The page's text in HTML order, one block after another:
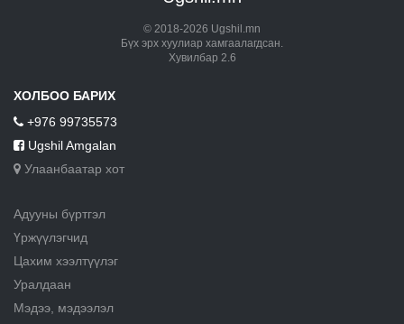
© 2018-2026 Ugshil.mn
Бүх эрх хуулиар хамгаалагдсан.
Хувилбар 2.6
ХОЛБОО БАРИХ
+976 99735573
Ugshil Amgalan
Улаанбаатар хот
Адууны бүртгэл
Үржүүлэгчид
Цахим хээлтүүлэг
Уралдаан
Мэдээ, мэдээлэл